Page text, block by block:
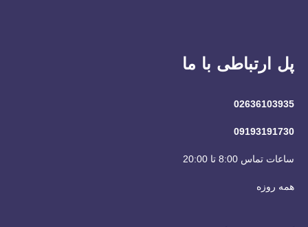
پل ارتباطی با ما
02636103935
09193191730
ساعات تماس 8:00 تا 20:00
همه روزه